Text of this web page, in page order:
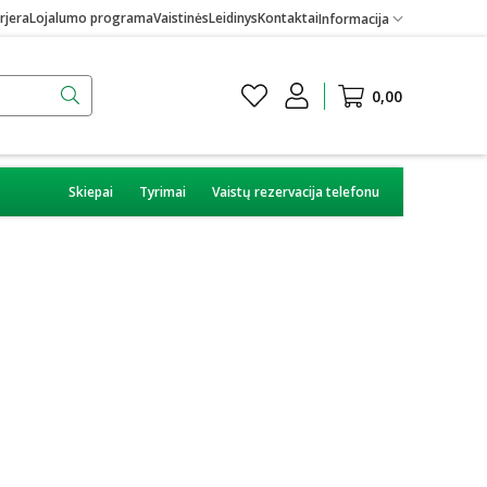
Lojalumo programaVaistinėsLeidinysKontaktaiInformacija
0,00
Skiepai Tyrimai Vaistų rezervacija telefonu